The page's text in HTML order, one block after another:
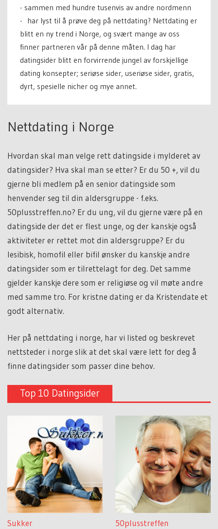
- sammen med hundre tusenvis av andre nordmenn
- har lyst til å prøve deg på nettdating? Nettdating er
blitt en ny trend i Norge, og svært mange av oss
finner partneren vår på denne måten. I dag har
datingsider blitt en forvirrende jungel av forskjellige
dating konsepter; seriøse sider, useriøse sider, gratis,
dyrt, spesielle nicher og mye annet.
Nettdating i Norge
Hvordan skal man velge rett datingside i mylderet av
datingsider? Hva skal man se etter? Er du 50 +, vil du
gjerne bli medlem på en senior datingside som
henvender seg til din aldersgruppe - f.eks.
50plusstreffen.no? Er du ung, vil du gjerne være på en
datingside der det er flest unge, og der kanskje også
aktiviteter er rettet mot din aldersgruppe? Er du
lesibisk, homofil eller bifil ønsker du kanskje andre
datingsider som er tilrettelagt for deg. Det samme
gjelder kanskje dere som er religiøse og vil møte andre
med samme tro. For kristne dating er da Kristendate et
godt alternativ.
Her på nettdating i norge, har vi listed og beskrevet
nettsteder i norge slik at det skal være lett for deg å
finne datingsider som passer dine behov.
Top 10 Datingsider
Sukker 50plusstreffen